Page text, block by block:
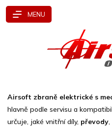
Přejít
Airsoft zbraně elektrické s
hlavně podle servisu a
určuje, jaké vnitřní díly, převody,